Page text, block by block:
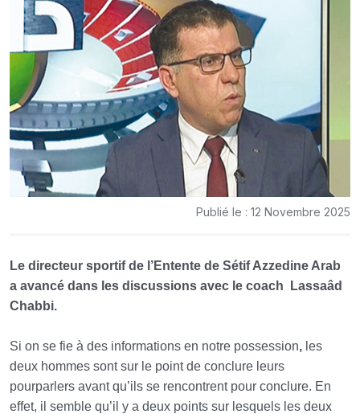
Publié le : 12 Novembre 2025
Le directeur sportif de l’Entente de Sétif Azzedine Arab
a avancé dans les discussions avec le coach
Lassaâd
Chabbi.
Si on se fie à des informations en notre possession, les
deux hommes sont sur le point de conclure leurs
pourparlers avant qu’ils se rencontrent pour conclure. En
effet, il semble qu’il y a deux points sur lesquels les deux